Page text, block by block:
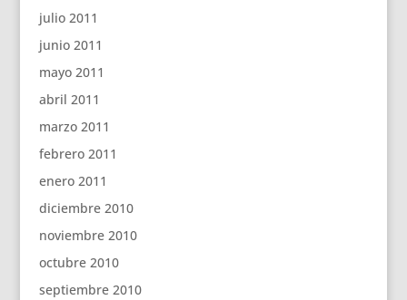
julio 2011
junio 2011
mayo 2011
abril 2011
marzo 2011
febrero 2011
enero 2011
diciembre 2010
noviembre 2010
octubre 2010
septiembre 2010